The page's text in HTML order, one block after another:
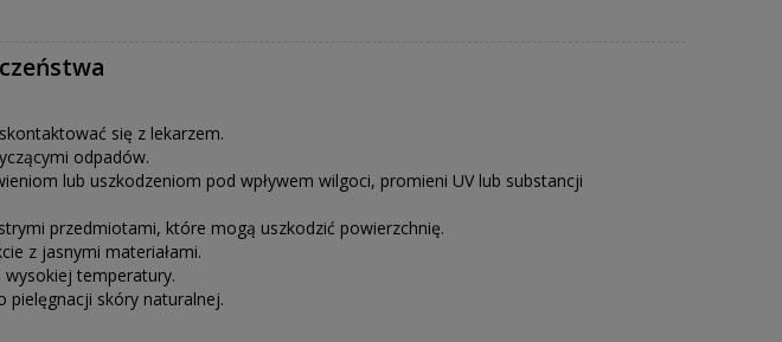
się z lekarzem.
odpadów.
lub uszkodzeniom pod wpływem wilgoci, promieni UV lub substancji
przedmiotami, które mogą uszkodzić powierzchnię.
z jasnymi materiałami.
temperatury.
pielęgnacji skóry naturalnej.